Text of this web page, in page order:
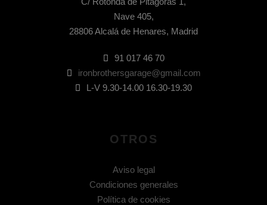
Nave 405,
28806 Alcalá de Henares, Madrid
91 017 46 70
ironbrothersgarage@gmail.com
L-V 9.30-14.00 16.30-19.30
OTROS
Aviso legal
Condiciones generales
Política de cookies